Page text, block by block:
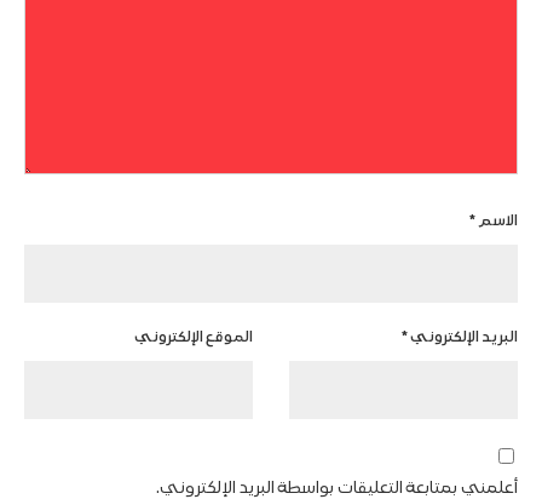
الاسم *
البريد الإلكتروني* الموقع الإلكتروني
أعلمني بمتابعة التعليقات بواسطة البريد الإلكتروني.